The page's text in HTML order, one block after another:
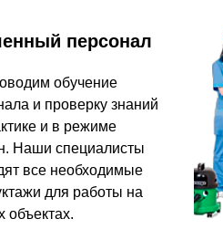
персонал
обучение
и проверку знаний
и в режиме
Наши специалисты
все необходимые
для работы на
объектах.